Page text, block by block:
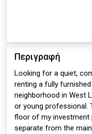
Περιγραφή
Looking for a quiet,
renting a fully
neighborhood in West
or young professional.
floor of my investment
separate from the